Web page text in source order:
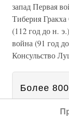
запад Первая
Тиберия
(112 год до н.
война (91 год
Консульство
Более
2